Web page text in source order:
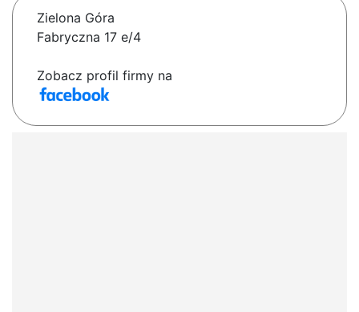
Zielona Góra
Fabryczna 17 e/4
Zobacz profil firmy na